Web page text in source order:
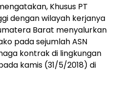
Khusus PT
dengan wilayah kerjanya
Barat menyalurkan
pada sejumlah ASN
kontrak di lingkungan
kamis (31/5/2018) di